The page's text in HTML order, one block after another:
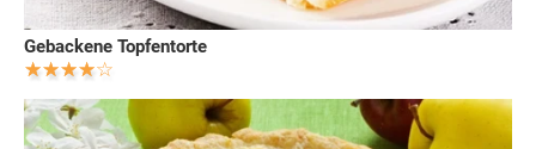
Gebackene Topfentorte